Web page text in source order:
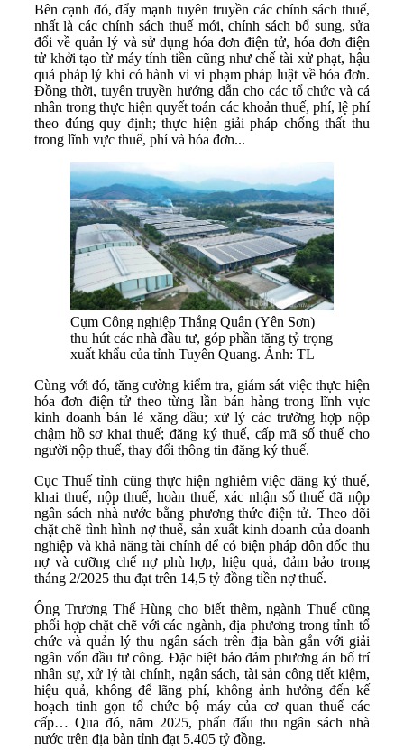
Bên cạnh đó, đẩy mạnh tuyên truyền các chính sách thuế,
nhất là các chính sách thuế mới, chính sách bổ sung, sửa
đổi về quản lý và sử dụng hóa đơn điện tử, hóa đơn điện
tử khởi tạo từ máy tính tiền cũng như chế tài xử phạt, hậu
quả pháp lý khi có hành vi vi phạm pháp luật về hóa đơn.
Đồng thời, tuyên truyền hướng dẫn cho các tổ chức và cá
nhân trong thực hiện quyết toán các khoản thuế, phí, lệ phí
theo đúng quy định; thực hiện giải pháp chống thất thu
trong lĩnh vực thuế, phí và hóa đơn...
Cụm Công nghiệp Thắng Quân (Yên Sơn)
thu hút các nhà đầu tư, góp phần tăng tỷ trọng
xuất khẩu của tỉnh Tuyên Quang. Ảnh: TL
Cùng với đó, tăng cường kiểm tra, giám sát việc thực hiện
hóa đơn điện tử theo từng lần bán hàng trong lĩnh vực
kinh doanh bán lẻ xăng dầu; xử lý các trường hợp nộp
chậm hồ sơ khai thuế; đăng ký thuế, cấp mã số thuế cho
người nộp thuế, thay đổi thông tin đăng ký thuế.
Cục Thuế tỉnh cũng thực hiện nghiêm việc đăng ký thuế,
khai thuế, nộp thuế, hoàn thuế, xác nhận số thuế đã nộp
ngân sách nhà nước bằng phương thức điện tử. Theo dõi
chặt chẽ tình hình nợ thuế, sản xuất kinh doanh của doanh
nghiệp và khả năng tài chính để có biện pháp đôn đốc thu
nợ và cưỡng chế nợ phù hợp, hiệu quả, đảm bảo trong
tháng 2/2025 thu đạt trên 14,5 tỷ đồng tiền nợ thuế.
Ông Trương Thế Hùng cho biết thêm, ngành Thuế cũng
phối hợp chặt chẽ với các ngành, địa phương trong tỉnh tổ
chức và quản lý thu ngân sách trên địa bàn gắn với giải
ngân vốn đầu tư công. Đặc biệt bảo đảm phương án bố trí
nhân sự, xử lý tài chính, ngân sách, tài sản công tiết kiệm,
hiệu quả, không để lãng phí, không ảnh hưởng đến kế
hoạch tinh gọn tổ chức bộ máy của cơ quan thuế các
cấp… Qua đó, năm 2025, phấn đấu thu ngân sách nhà
nước trên địa bàn tỉnh đạt 5.405 tỷ đồng.